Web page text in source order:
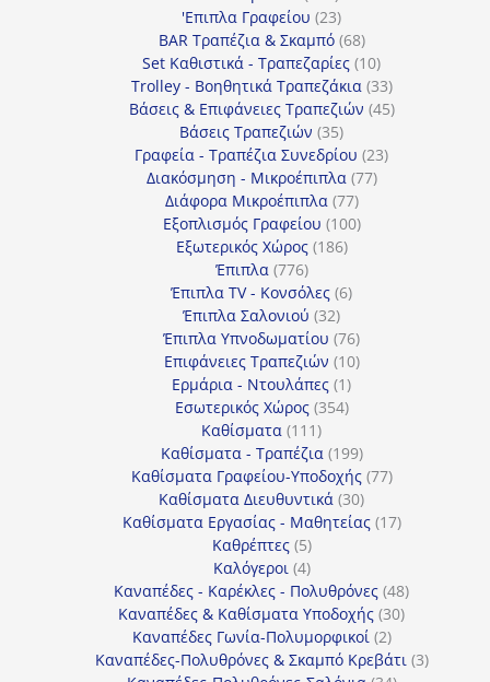
προϊόντα
'Επιπλα Γραφείου 2323
προϊόντα
BAR Τραπέζια & Σκαμπό 6868
προϊόντα
Set Καθιστικά - Τραπεζαρίες 1010
προϊόντα
Trolley - Βοηθητικά Τραπεζάκια 3333
προϊόντα
Βάσεις & Επιφάνειες Τραπεζιών 4545
Βάσεις Τραπεζιών 3535
προϊόντα
Γραφεία - Τραπέζια Συνεδρίου 2323
Διακόσμηση - Μικροέπιπλα 7777
Διάφορα Μικροέπιπλα 7777
προϊόντα
Εξοπλισμός Γραφείου 100100
Εξωτερικός Χώρος 186186
Έπιπλα 776776
προϊόντα
Έπιπλα TV - Κονσόλες 66
Έπιπλα Σαλονιού 3232
προϊόντα
Έπιπλα Υπνοδωματίου 7676
προϊόντα
Επιφάνειες Τραπεζιών 1010
Ερμάρια - Ντουλάπες 11
προϊόν
Εσωτερικός Χώρος 354354
Καθίσματα 111111
προϊόντα
Καθίσματα - Τραπέζια 199199
προϊόντα
Καθίσματα Γραφείου-Υποδοχής 7777
Καθίσματα Διευθυντικά 3030
προϊόντα
Καθίσματα Εργασίας - Μαθητείας 1717
Καθρέπτες 55
προϊόντα
Καλόγεροι 44
προϊόντα
Καναπέδες - Καρέκλες - Πολυθρόνες 4848
προϊόντα
Καναπέδες & Καθίσματα Υποδοχής 3030
Καναπέδες Γωνία-Πολυμορφικοί 22
προϊόντα
Καναπέδες-Πολυθρόνες & Σκαμπό Κρεβάτι 33